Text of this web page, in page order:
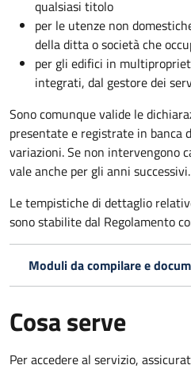
qualsiasi titolo
per le utenze non
della ditta o società che
per gli edifici in
integrati, dal gestore dei
Sono comunque valide le
presentate e registrate in banca
variazioni. Se non intervengono
vale anche per gli anni successivi.
Le tempistiche di dettaglio
sono stabilite dal Regolamento
Moduli da compilare e
Cosa serve
Per accedere al servizio,